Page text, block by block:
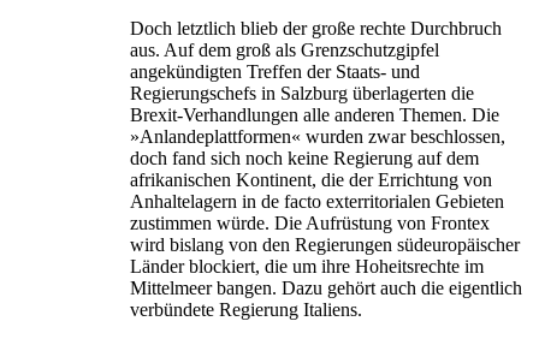
Doch letztlich blieb der große rechte Durchbruch
aus. Auf dem groß als Grenzschutzgipfel
angekündigten Treffen der Staats- und
Regierungschefs in Salzburg überlagerten die
Brexit-Verhandlungen alle anderen Themen. Die
»Anlandeplattformen« wurden zwar beschlossen,
doch fand sich noch keine Regierung auf dem
afrikanischen Kontinent, die der Errichtung von
Anhaltelagern in de facto exterritorialen Gebieten
zustimmen würde. Die Aufrüstung von Frontex
wird bislang von den Regierungen südeuropäischer
Länder blockiert, die um ihre Hoheitsrechte im
Mittelmeer bangen. Dazu gehört auch die eigentlich
verbündete Regierung Italiens.